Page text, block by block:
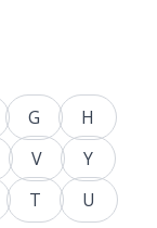
G
H
V
Y
T
U